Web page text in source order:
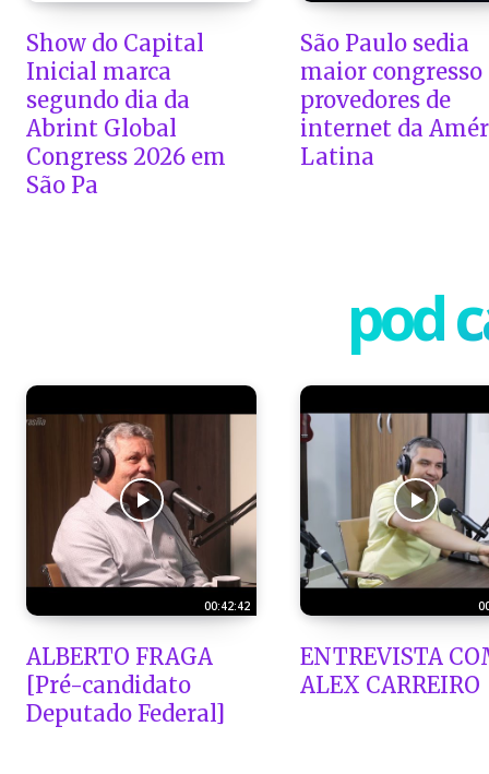
Show do Capital
Inicial marca
segundo dia da
Abrint Global
Congress 2026 em
São Pa
São Paulo sedia
maior congresso
provedores de
internet da
Latina
pod
00:42:42
ALBERTO FRAGA
[Pré-candidato
Deputado Federal]
ENTREVISTA
ALEX CARREIRO